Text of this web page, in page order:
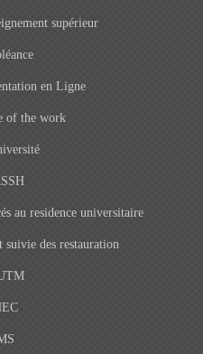
supérieur
en Ligne
of the work
au residence universitaire
suivie des restauration